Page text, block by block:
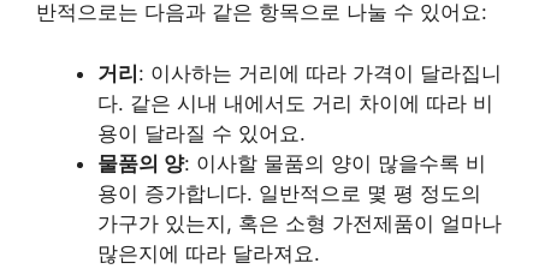
반적으로는 다음과 같은 항목으로 나눌 수 있어요:
거리: 이사하는 거리에 따라 가격이 달라집니
다. 같은 시내 내에서도 거리 차이에 따라 비
용이 달라질 수 있어요.
물품의 양: 이사할 물품의 양이 많을수록 비
용이 증가합니다. 일반적으로 몇 평 정도의
가구가 있는지, 혹은 소형 가전제품이 얼마나
많은지에 따라 달라져요.